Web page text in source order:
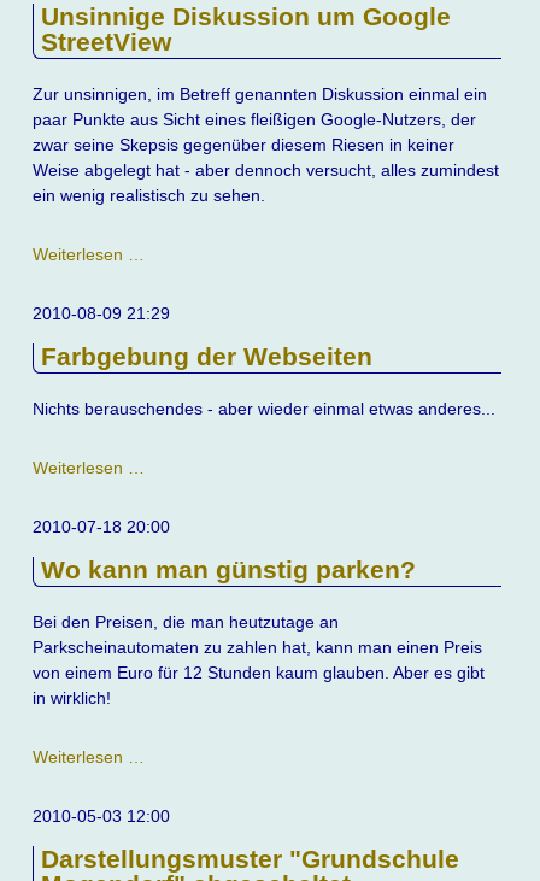
Unsinnige Diskussion um Google
StreetView
Zur unsinnigen, im Betreff genannten Diskussion einmal ein
paar Punkte aus Sicht eines fleißigen Google-Nutzers, der
zwar seine Skepsis gegenüber diesem Riesen in keiner
Weise abgelegt hat - aber dennoch versucht, alles zumindest
ein wenig realistisch zu sehen.
Weiterlesen …
um
StreetView
2010-08-09 21:29
Farbgebung der Webseiten
Nichts berauschendes - aber wieder einmal etwas anderes...
Weiterlesen …
Webseiten
2010-07-18 20:00
Wo kann man günstig parken?
Bei den Preisen, die man heutzutage an
Parkscheinautomaten zu zahlen hat, kann man einen Preis
von einem Euro für 12 Stunden kaum glauben. Aber es gibt
in wirklich!
Weiterlesen …
man
parken?
2010-05-03 12:00
Darstellungsmuster "Grundschule